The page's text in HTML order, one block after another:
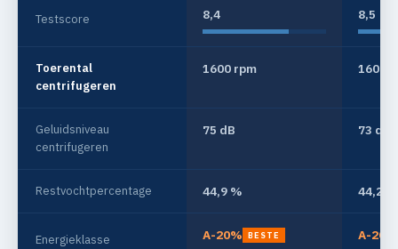
Testscore 8,4 8,5
Toerental
centrifugeren
1600 rpm 1600
Geluidsniveau
centrifugeren
75 dB 73 dB
Restvochtpercentage 44,9 % 44,2 %
Energieklasse A-20% BESTE A-20%